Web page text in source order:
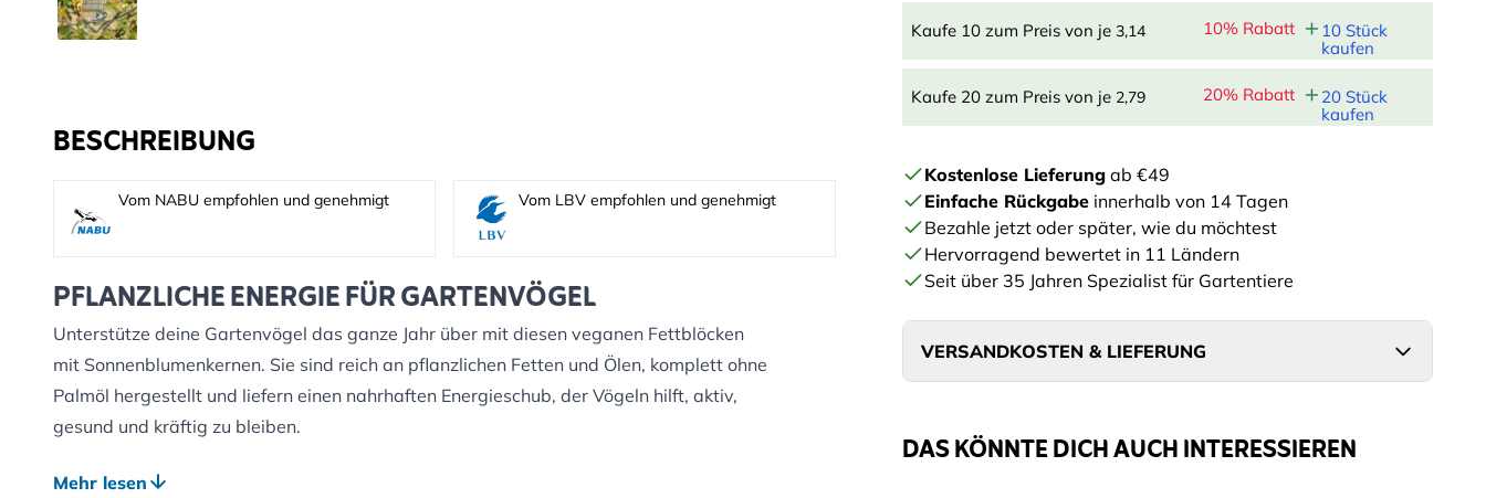
Kaufe 10 zum Preis von je 3,14 10% Rabatt
10 Stück
kaufen
Kaufe 20 zum Preis von je 2,79 20% Rabatt
20 Stück
kaufen
Kostenlose Lieferung ab €49
Einfache Rückgabe innerhalb von 14 Tagen
Bezahle jetzt oder später, wie du möchtest
Hervorragend bewertet in 11 Ländern
Seit über 35 Jahren Spezialist für Gartentiere
VERSANDKOSTEN & LIEFERUNG
DAS KÖNNTE DICH AUCH INTERESSIEREN
BESCHREIBUNG
Vom NABU empfohlen und genehmigt Vom LBV empfohlen und genehmigt
PFLANZLICHE ENERGIE FÜR GARTENVÖGEL
Unterstütze deine Gartenvögel das ganze Jahr über mit diesen veganen Fettblöcken
mit Sonnenblumenkernen. Sie sind reich an pflanzlichen Fetten und Ölen, komplett ohne
Palmöl hergestellt und liefern einen nahrhaften Energieschub, der Vögeln hilft, aktiv,
gesund und kräftig zu bleiben.
Dadurch sind diese Fettblöcke besonders wertvoll in kalten Wintern oder in Zeiten, in
Mehr lesen